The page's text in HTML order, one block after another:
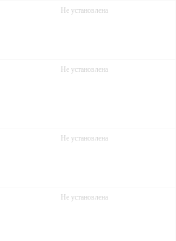
Не установлена
Не установлена
Не установлена
Не установлена